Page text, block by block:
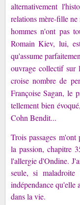
alternativement
relations mère-fille
hommes n'ont pas
Romain Kiev, lui,
qu'assume
ouvrage collectif sur
croise nombre de
Françoise Sagan, le
tellement bien
Cohn Bendit...
Trois passages
la passion, chapitre
l'allergie d'Ondine.
seule, si
indépendance qu'elle
dans la vie.